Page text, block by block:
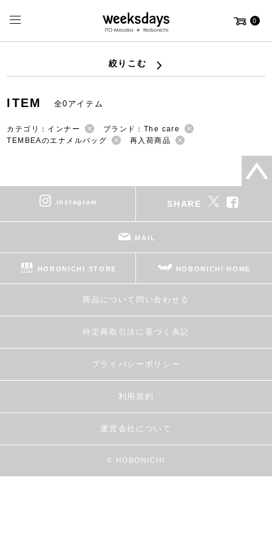
0
絞りこむ
ITEM 全0アイテム
カテゴリ：インナー
ブランド：The care
TEMBEAのエナメルバッグ
再入荷商品
instagram SHARE
MAIL
HOBONICHI STORE HOBONICHI HOME
商品について問い合わせる
特定商取引法に基づく表記
プライバシーポリシー
利用規約
運営会社について
© HOBONICHI